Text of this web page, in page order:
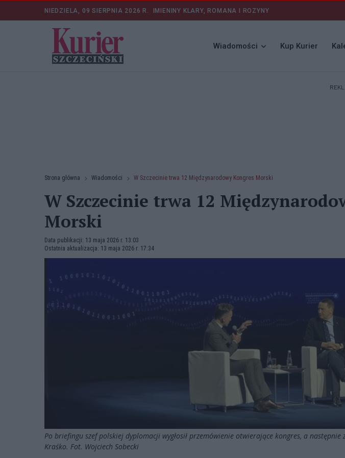
NIEDZIELA, 09 SIERPNIA 2026 R. IMIENINY KLARY, ROMANA I ROZYNY
Wiadomości Kup Kurier
Strona główna Wiadomości W Szczecinie trwa 12 Międzynarodowy Kongres Morski
W Szczecinie trwa 12
Morski
Data publikacji: 13 maja 2026 r. 13:03
Ostatnia aktualizacja: 13 maja 2026 r. 17:34
Po briefingu szef polskiej dyplomacji wygłosił przemówienie otwierające kongres, a
Kraśko. Fot. Wojciech Sobecki